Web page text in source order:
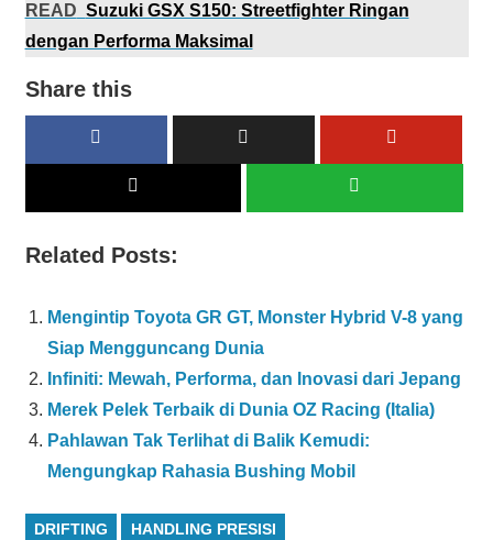
READ Suzuki GSX S150: Streetfighter Ringan
dengan Performa Maksimal
Share this
Related Posts:
Mengintip Toyota GR GT, Monster Hybrid V-8 yang
Siap Mengguncang Dunia
Infiniti: Mewah, Performa, dan Inovasi dari Jepang
Merek Pelek Terbaik di Dunia OZ Racing (Italia)
Pahlawan Tak Terlihat di Balik Kemudi:
Mengungkap Rahasia Bushing Mobil
DRIFTING HANDLING PRESISI